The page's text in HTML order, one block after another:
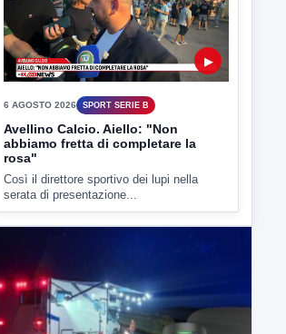
Sannio Acque, la nuova società prende
forma con l'adesione iniziale...
abbiamo fretta di completare la
rosa"
Così il direttore sportivo dei lupi nella
serata di presentazione...